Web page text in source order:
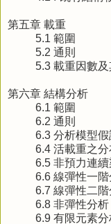
第五章 載重
5.1 範圍
5.2 通則
5.3 載重因數
第六章 結構分析
6.1 範圍
6.2 通則
6.3 分析模型假
6.4 活載重之分
6.5 非預力連
6.6 線彈性一
6.7 線彈性二
6.8 非彈性分析
6.9 有限元素